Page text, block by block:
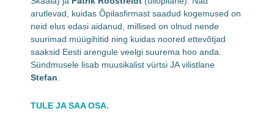
arutlevad, kuidas Õpilasfirmast saadud kogemused on
neid elus edasi aidanud, millised on olnud nende
suurimad müügihitid ning kuidas noored ettevõtjad
saaksid Eesti arengule veelgi suurema hoo anda.
Sündmusele lisab muusikalist vürtsi JA vilistlane
Stefan.
TULE JA SAA OSA.